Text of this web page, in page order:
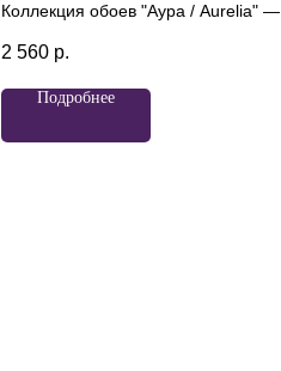
Коллекция обоев "Аура / Aurelia" —
древних традиций. Название
"Аурелия", переводящееся как
"золотая", идеально отражает суть
этого продукта, ведь каждая деталь
2 560 р.
Подробнее